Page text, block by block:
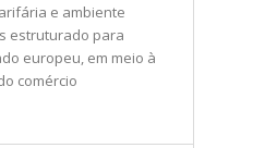
e ambiente
estruturado para
europeu, em meio à
comércio